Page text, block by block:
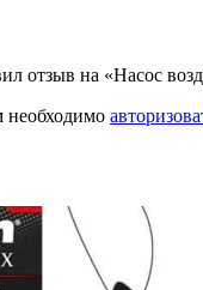
отзыв на «Насос
необходимо